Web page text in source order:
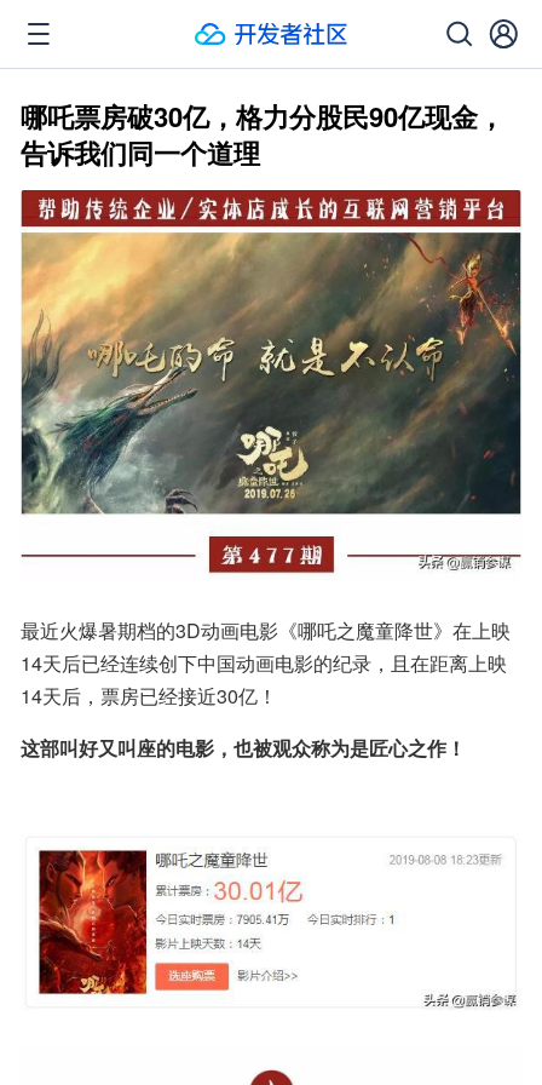
哪吒票房破30亿，格力分股民90亿现金，
告诉我们同一个道理
最近火爆暑期档的3D动画电影《哪吒之魔童降世》在上映
14天后已经连续创下中国动画电影的纪录，且在距离上映
14天后，票房已经接近30亿！
这部叫好又叫座的电影，也被观众称为是匠心之作！